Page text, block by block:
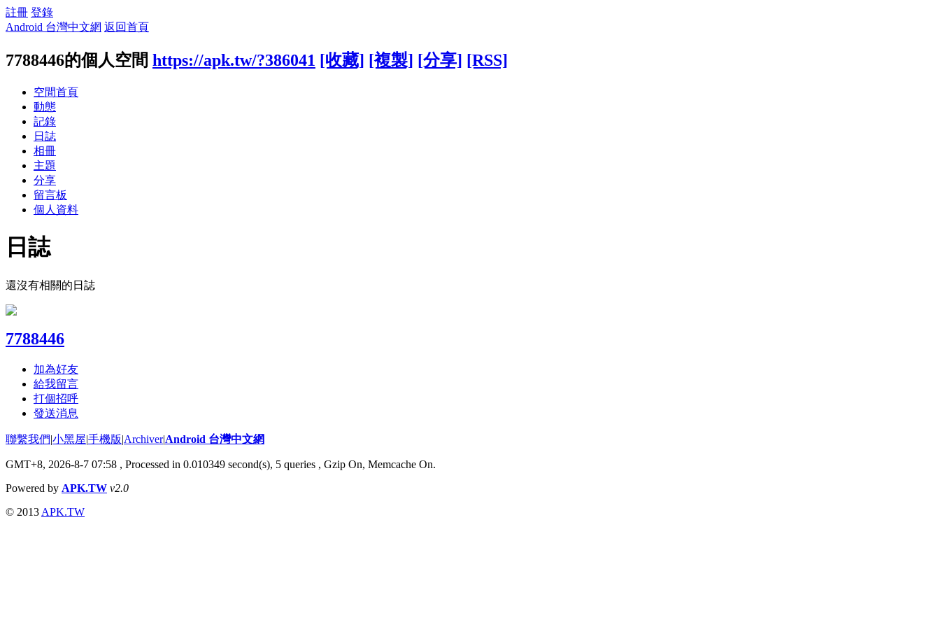
註冊 登錄
Android 台灣中文網 返回首頁
7788446的個人空間 https://apk.tw/?386041 [收藏] [複製] [分享] [RSS]
空間首頁
動態
記錄
日誌
相冊
主題
分享
留言板
個人資料
日誌
還沒有相關的日誌
7788446
加為好友
給我留言
打個招呼
發送消息
聯繫我們|小黑屋|手機版|Archiver|Android 台灣中文網
GMT+8, 2026-8-7 07:58 , Processed in 0.010349 second(s), 5 queries , Gzip On, Memcache On.
Powered by APK.TW v2.0
© 2013 APK.TW